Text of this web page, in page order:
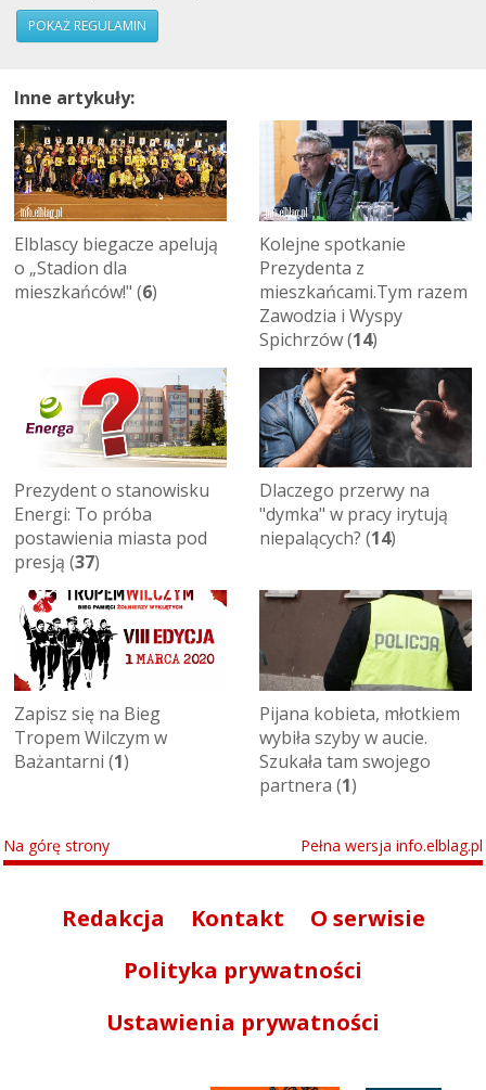
POKAŻ REGULAMIN
Inne artykuły:
Elblascy biegacze apelują
o „Stadion dla
mieszkańców!" (6)
Kolejne spotkanie
Prezydenta z
mieszkańcami.Tym razem
Zawodzia i Wyspy
Spichrzów (14)
Prezydent o stanowisku
Energi: To próba
postawienia miasta pod
presją (37)
Dlaczego przerwy na
"dymka" w pracy irytują
niepalących? (14)
Zapisz się na Bieg
Tropem Wilczym w
Bażantarni (1)
Pijana kobieta, młotkiem
wybiła szyby w aucie.
Szukała tam swojego
partnera (1)
Na górę strony Pełna wersja info.elblag.pl
Redakcja Kontakt
O serwisie
Polityka prywatności
Ustawienia prywatności